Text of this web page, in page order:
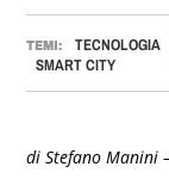
TEMI: TECNOLOGIA
SMART CITY
di Stefano Manini